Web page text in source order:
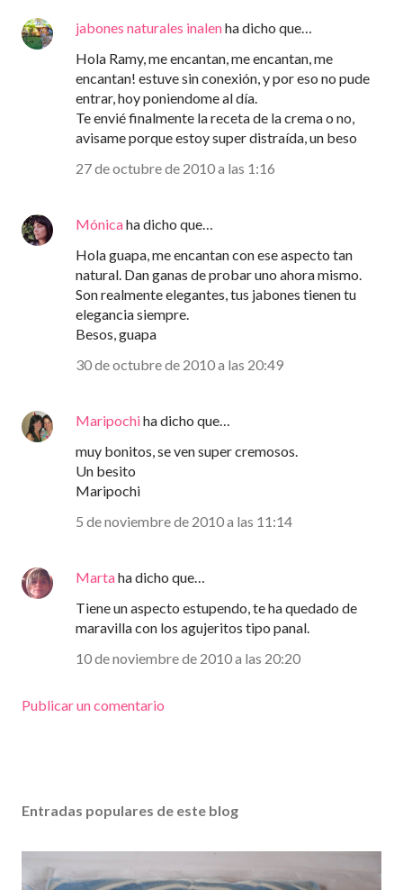
jabones naturales inalenha dicho que…
Hola Ramy, me encantan, me encantan, me
encantan! estuve sin conexión, y por eso no pude
entrar, hoy poniendome al día.
Te envié finalmente la receta de la crema o no,
avisame porque estoy super distraída, un beso
27 de octubre de 2010 a las 1:16
Mónicaha dicho que…
Hola guapa, me encantan con ese aspecto tan
natural. Dan ganas de probar uno ahora mismo.
Son realmente elegantes, tus jabones tienen tu
elegancia siempre.
Besos, guapa
30 de octubre de 2010 a las 20:49
Maripochiha dicho que…
muy bonitos, se ven super cremosos.
Un besito
Maripochi
5 de noviembre de 2010 a las 11:14
Martaha dicho que…
Tiene un aspecto estupendo, te ha quedado de
maravilla con los agujeritos tipo panal.
10 de noviembre de 2010 a las 20:20
Publicar un comentario
Entradas populares de este blog